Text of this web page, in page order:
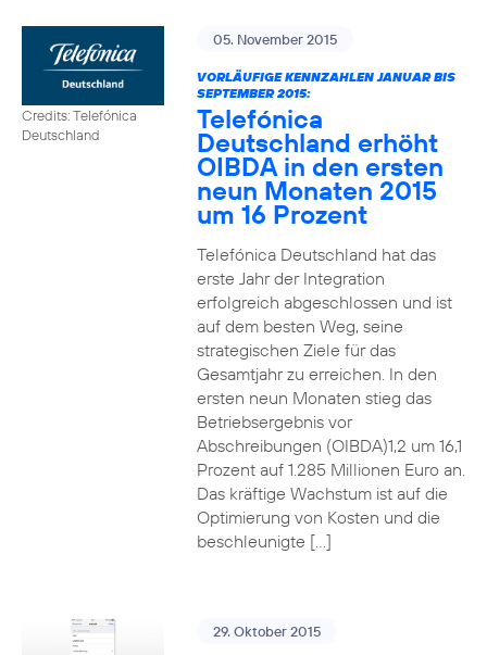
Credits: Telefónica
Deutschland
05. November 2015
VORLÄUFIGE KENNZAHLEN JANUAR BIS
SEPTEMBER 2015:
Telefónica
Deutschland erhöht
OIBDA in den ersten
neun Monaten 2015
um 16 Prozent
Telefónica Deutschland hat das
erste Jahr der Integration
erfolgreich abgeschlossen und ist
auf dem besten Weg, seine
strategischen Ziele für das
Gesamtjahr zu erreichen. In den
ersten neun Monaten stieg das
Betriebsergebnis vor
Abschreibungen (OIBDA)1,2 um 16,1
Prozent auf 1.285 Millionen Euro an.
Das kräftige Wachstum ist auf die
Optimierung von Kosten und die
beschleunigte […]
29. Oktober 2015